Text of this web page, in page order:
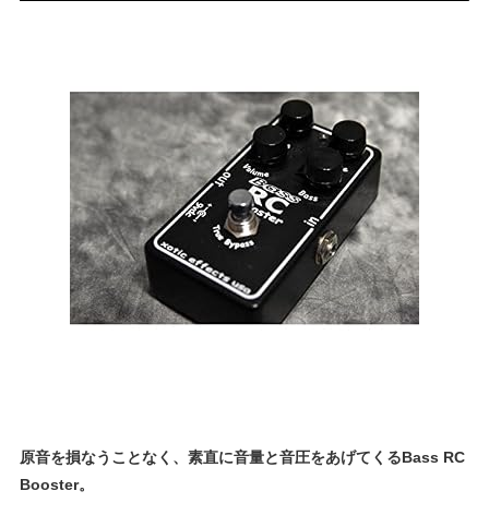
原音を損なうことなく、素直に音量と音圧をあげてくるBass RC
Booster。